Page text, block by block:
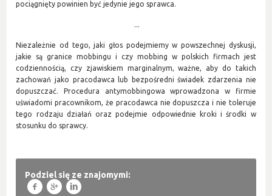
pociągnięty powinien być jedynie jego sprawca.
...
Niezależnie od tego, jaki głos podejmiemy w powszechnej dyskusji,
jakie są granice mobbingu i czy mobbing w polskich firmach jest
codziennością, czy zjawiskiem marginalnym, ważne, aby do takich
zachowań jako pracodawca lub bezpośredni świadek zdarzenia nie
dopuszczać. Procedura antymobbingowa wprowadzona w firmie
uświadomi pracownikom, że pracodawca nie dopuszcza i nie toleruje
tego rodzaju działań oraz podejmie odpowiednie kroki i środki w
stosunku do sprawcy.
Podziel się ze znajomymi:
f g l